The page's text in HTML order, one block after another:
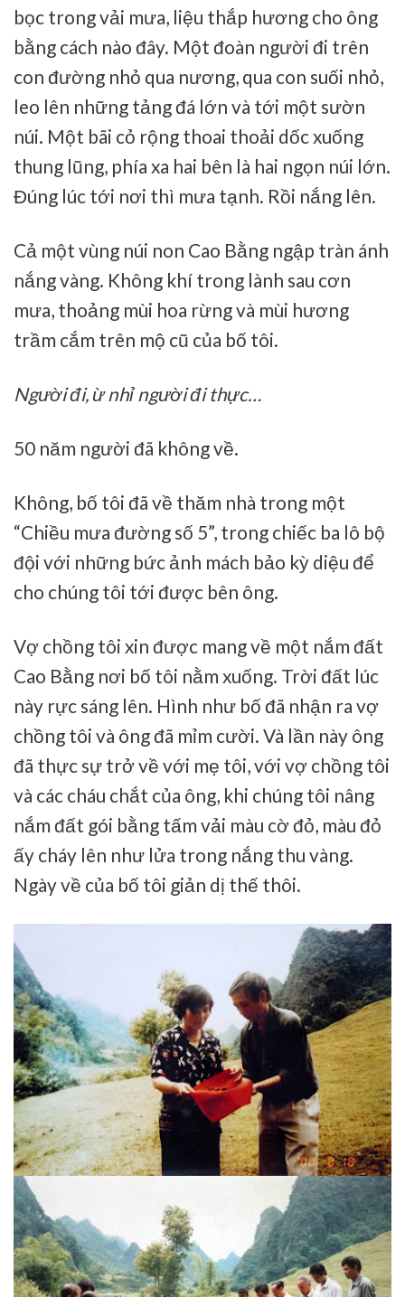
bọc trong vải mưa, liệu thắp hương cho ông
bằng cách nào đây. Một đoàn người đi trên
con đường nhỏ qua nương, qua con suối nhỏ,
leo lên những tảng đá lớn và tới một sườn
núi. Một bãi cỏ rộng thoai thoải dốc xuống
thung lũng, phía xa hai bên là hai ngọn núi lớn.
Đúng lúc tới nơi thì mưa tạnh. Rồi nắng lên.
Cả một vùng núi non Cao Bằng ngập tràn ánh
nắng vàng. Không khí trong lành sau cơn
mưa, thoảng mùi hoa rừng và mùi hương
trầm cắm trên mộ cũ của bố tôi.
Người đi, ừ nhỉ người đi thực…
50 năm người đã không về.
Không, bố tôi đã về thăm nhà trong một
“Chiều mưa đường số 5”, trong chiếc ba lô bộ
đội với những bức ảnh mách bảo kỳ diệu để
cho chúng tôi tới được bên ông.
Vợ chồng tôi xin được mang về một nắm đất
Cao Bằng nơi bố tôi nằm xuống. Trời đất lúc
này rực sáng lên. Hình như bố đã nhận ra vợ
chồng tôi và ông đã mỉm cười. Và lần này ông
đã thực sự trở về với mẹ tôi, với vợ chồng tôi
và các cháu chắt của ông, khi chúng tôi nâng
nắm đất gói bằng tấm vải màu cờ đỏ, màu đỏ
ấy cháy lên như lửa trong nắng thu vàng.
Ngày về của bố tôi giản dị thế thôi.